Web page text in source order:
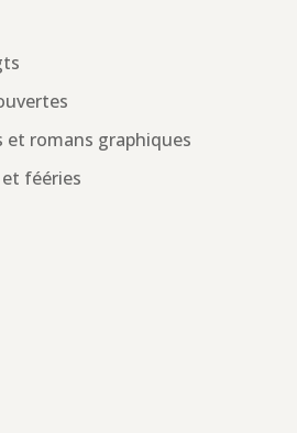
et romans graphiques
fééries